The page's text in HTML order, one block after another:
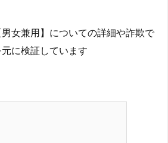
女兼用】についての詳細や詐欺で
に検証しています